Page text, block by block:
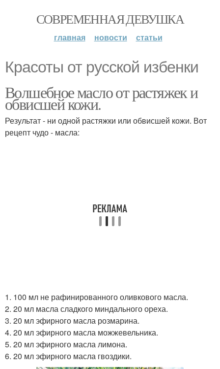
СОВРЕМЕННАЯ ДЕВУШКА
главная новости статьи
Красоты от русской избенки
Волшебное масло от растяжек и
обвисшей кожи.
Результат - ни одной растяжки или обвисшей кожи. Вот
рецепт чудо - масла:
1. 100 мл не рафинированного оливкового масла.
2. 20 мл масла сладкого миндального ореха.
3. 20 мл эфирного масла розмарина.
4. 20 мл эфирного масла можжевельника.
5. 20 мл эфирного масла лимона.
6. 20 мл эфирного масла гвоздики.